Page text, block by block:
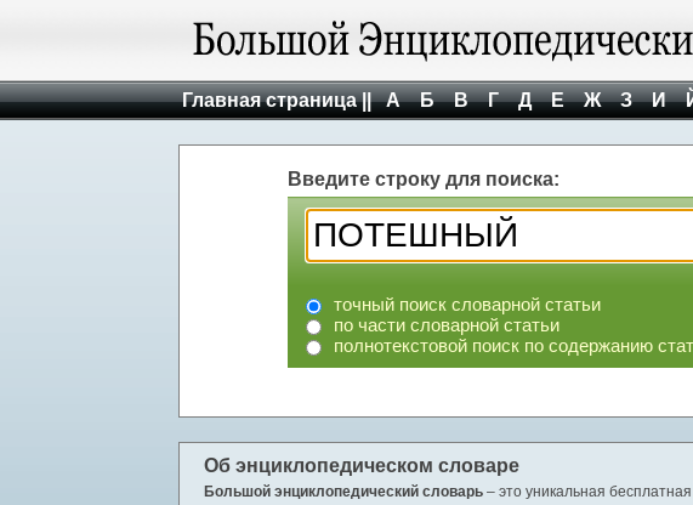
Главная страница || А Б В Г Д Е Ж З И
Введите строку для поиска:
точный поиск словарной статьи
по части словарной статьи
полнотекстовой поиск по содержанию
Об энциклопедическом словаре
Большой энциклопедический словарь – это уникальная